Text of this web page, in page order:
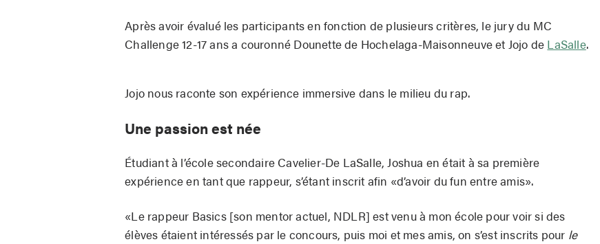
Après avoir évalué les participants en fonction de plusieurs critères, le jury du MC
Challenge 12-17 ans a couronné Dounette de Hochelaga-Maisonneuve et Jojo de LaSalle.
Jojo nous raconte son expérience immersive dans le milieu du rap.
Une passion est née
Étudiant à l’école secondaire Cavelier-De LaSalle, Joshua en était à sa première
expérience en tant que rappeur, s’étant inscrit afin «d’avoir du fun entre amis».
«Le rappeur Basics [son mentor actuel, NDLR] est venu à mon école pour voir si des
élèves étaient intéressés par le concours, puis moi et mes amis, on s’est inscrits pour le